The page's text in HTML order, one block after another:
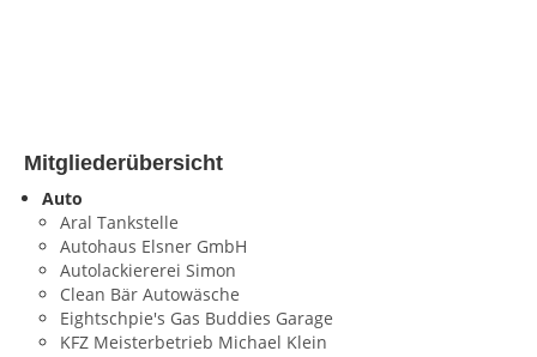
Mitgliederübersicht
Auto
Aral Tankstelle
Autohaus Elsner GmbH
Autolackiererei Simon
Clean Bär Autowäsche
Eightschpie's Gas Buddies Garage
KFZ Meisterbetrieb Michael Klein